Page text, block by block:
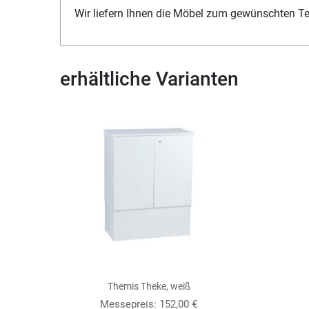
Wir liefern Ihnen die Möbel zum gewünschten
erhältliche Varianten
Themis Theke, weiß
Messepreis: 152,00€